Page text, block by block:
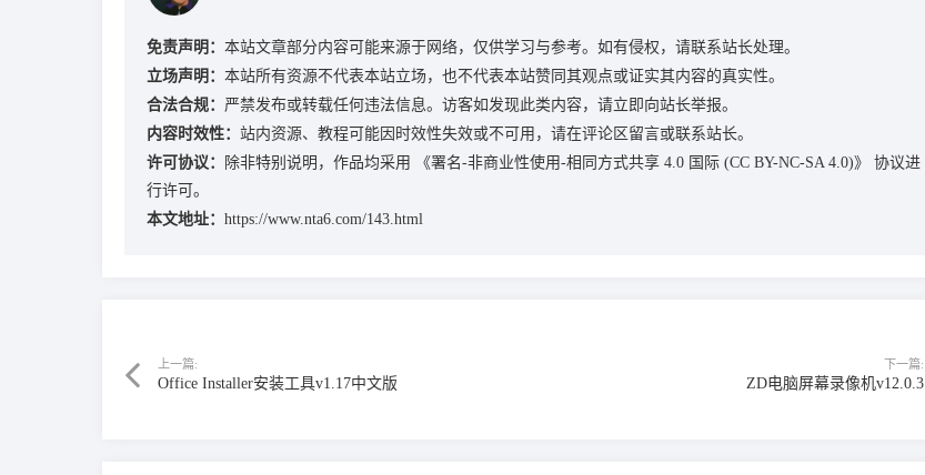
免责声明： 本站文章部分内容可能来源于网络，仅供学习与参考。如有侵权，请联系站长处理。
立场声明： 本站所有资源不代表本站立场，也不代表本站赞同其观点或证实其内容的真实性。
合法合规： 严禁发布或转载任何违法信息。访客如发现此类内容，请立即向站长举报。
内容时效性： 站内资源、教程可能因时效性失效或不可用，请在评论区留言或联系站长。
许可协议：
除非特别说明，作品均采用 《署名-非商业性使用-相同方式共享 4.0 国际 (CC BY-NC-SA 4.0)》
协议进
行许可。
本文地址： https://www.nta6.com/143.html
上一篇:
Office Installer安装工具v1.17中文版
下一篇:
ZD电脑屏幕录像机v12.0.3